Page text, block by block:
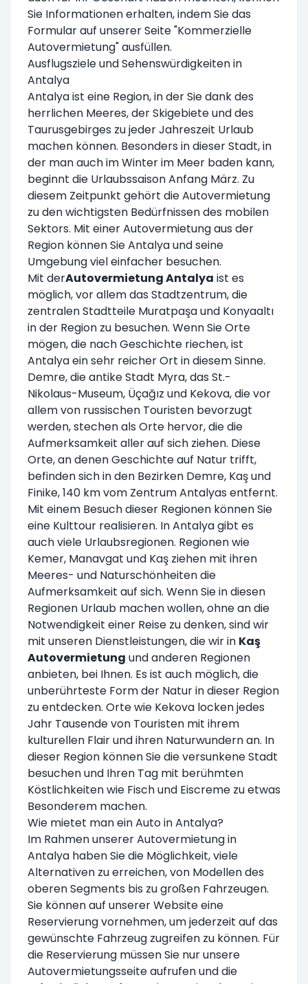
Sie Informationen erhalten, indem Sie das
Formular auf unserer Seite"Kommerzielle
Autovermietung" ausfüllen.
Ausflugsziele und Sehenswürdigkeiten in
Antalya
Antalya ist eine Region, in der Sie dank des
herrlichen Meeres, der Skigebiete und des
Taurusgebirges zu jeder Jahreszeit Urlaub
machen können. Besonders in dieser Stadt, in
der man auch im Winter im Meer baden kann,
beginnt die Urlaubssaison Anfang März. Zu
diesem Zeitpunkt gehört die Autovermietung
zu den wichtigsten Bedürfnissen des mobilen
Sektors. Mit einer Autovermietung aus der
Region können Sie Antalya und seine
Umgebung viel einfacher besuchen.
Mit derAutovermietung Antalya ist es
möglich, vor allem das Stadtzentrum, die
zentralen Stadtteile Muratpaşa und Konyaaltı
in der Region zu besuchen. Wenn Sie Orte
mögen, die nach Geschichte riechen, ist
Antalya ein sehr reicher Ort in diesem Sinne.
Demre, die antike Stadt Myra, das St.-
Nikolaus-Museum, Üçağız und Kekova, die vor
allem von russischen Touristen bevorzugt
werden, stechen als Orte hervor, die die
Aufmerksamkeit aller auf sich ziehen. Diese
Orte, an denen Geschichte auf Natur trifft,
befinden sich in den Bezirken Demre, Kaş und
Finike, 140 km vom Zentrum Antalyas entfernt.
Mit einem Besuch dieser Regionen können Sie
eine Kulttour realisieren. In Antalya gibt es
auch viele Urlaubsregionen. Regionen wie
Kemer, Manavgat und Kaş ziehen mit ihren
Meeres- und Naturschönheiten die
Aufmerksamkeit auf sich. Wenn Sie in diesen
Regionen Urlaub machen wollen, ohne an die
Notwendigkeit einer Reise zu denken, sind wir
mit unseren Dienstleistungen, die wir in Kaş
Autovermietung und anderen Regionen
anbieten, bei Ihnen. Es ist auch möglich, die
unberührteste Form der Natur in dieser Region
zu entdecken. Orte wie Kekova locken jedes
Jahr Tausende von Touristen mit ihrem
kulturellen Flair und ihren Naturwundern an. In
dieser Region können Sie die versunkene Stadt
besuchen und Ihren Tag mit berühmten
Köstlichkeiten wie Fisch und Eiscreme zu etwas
Besonderem machen.
Wie mietet man ein Auto in Antalya?
Im Rahmen unserer Autovermietung in
Antalya haben Sie die Möglichkeit, viele
Alternativen zu erreichen, von Modellen des
oberen Segments bis zu großen Fahrzeugen.
Sie können auf unserer Website eine
Reservierung vornehmen, um jederzeit auf das
gewünschte Fahrzeug zugreifen zu können. Für
die Reservierung müssen Sie nur unsere
Autovermietungsseite aufrufen und die